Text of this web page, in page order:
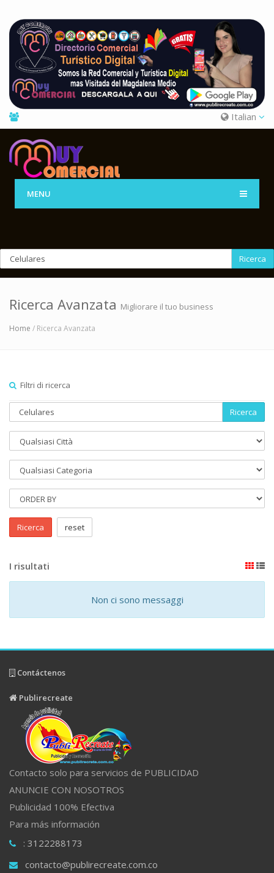
Italian
MENU
Ricerca
Ricerca Avanzata Migliorare il tuo business
Home / Ricerca Avanzata
Filtri di ricerca
Ricerca
Ricerca reset
I risultati
Non ci sono messaggi
Contáctenos
Publirecreate
Contacto solo para servicios de PUBLICIDAD
ANUNCIE CON NOSOTROS
Publicidad 100% Efectiva
Para más información
: 3122288173
contacto@publirecreate.com.co